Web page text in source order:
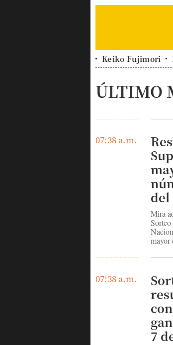
Keiko Fujimori
ÚLTIMO
07:38 a.m.
del
Mira
mayor
07:38 a.m.
7